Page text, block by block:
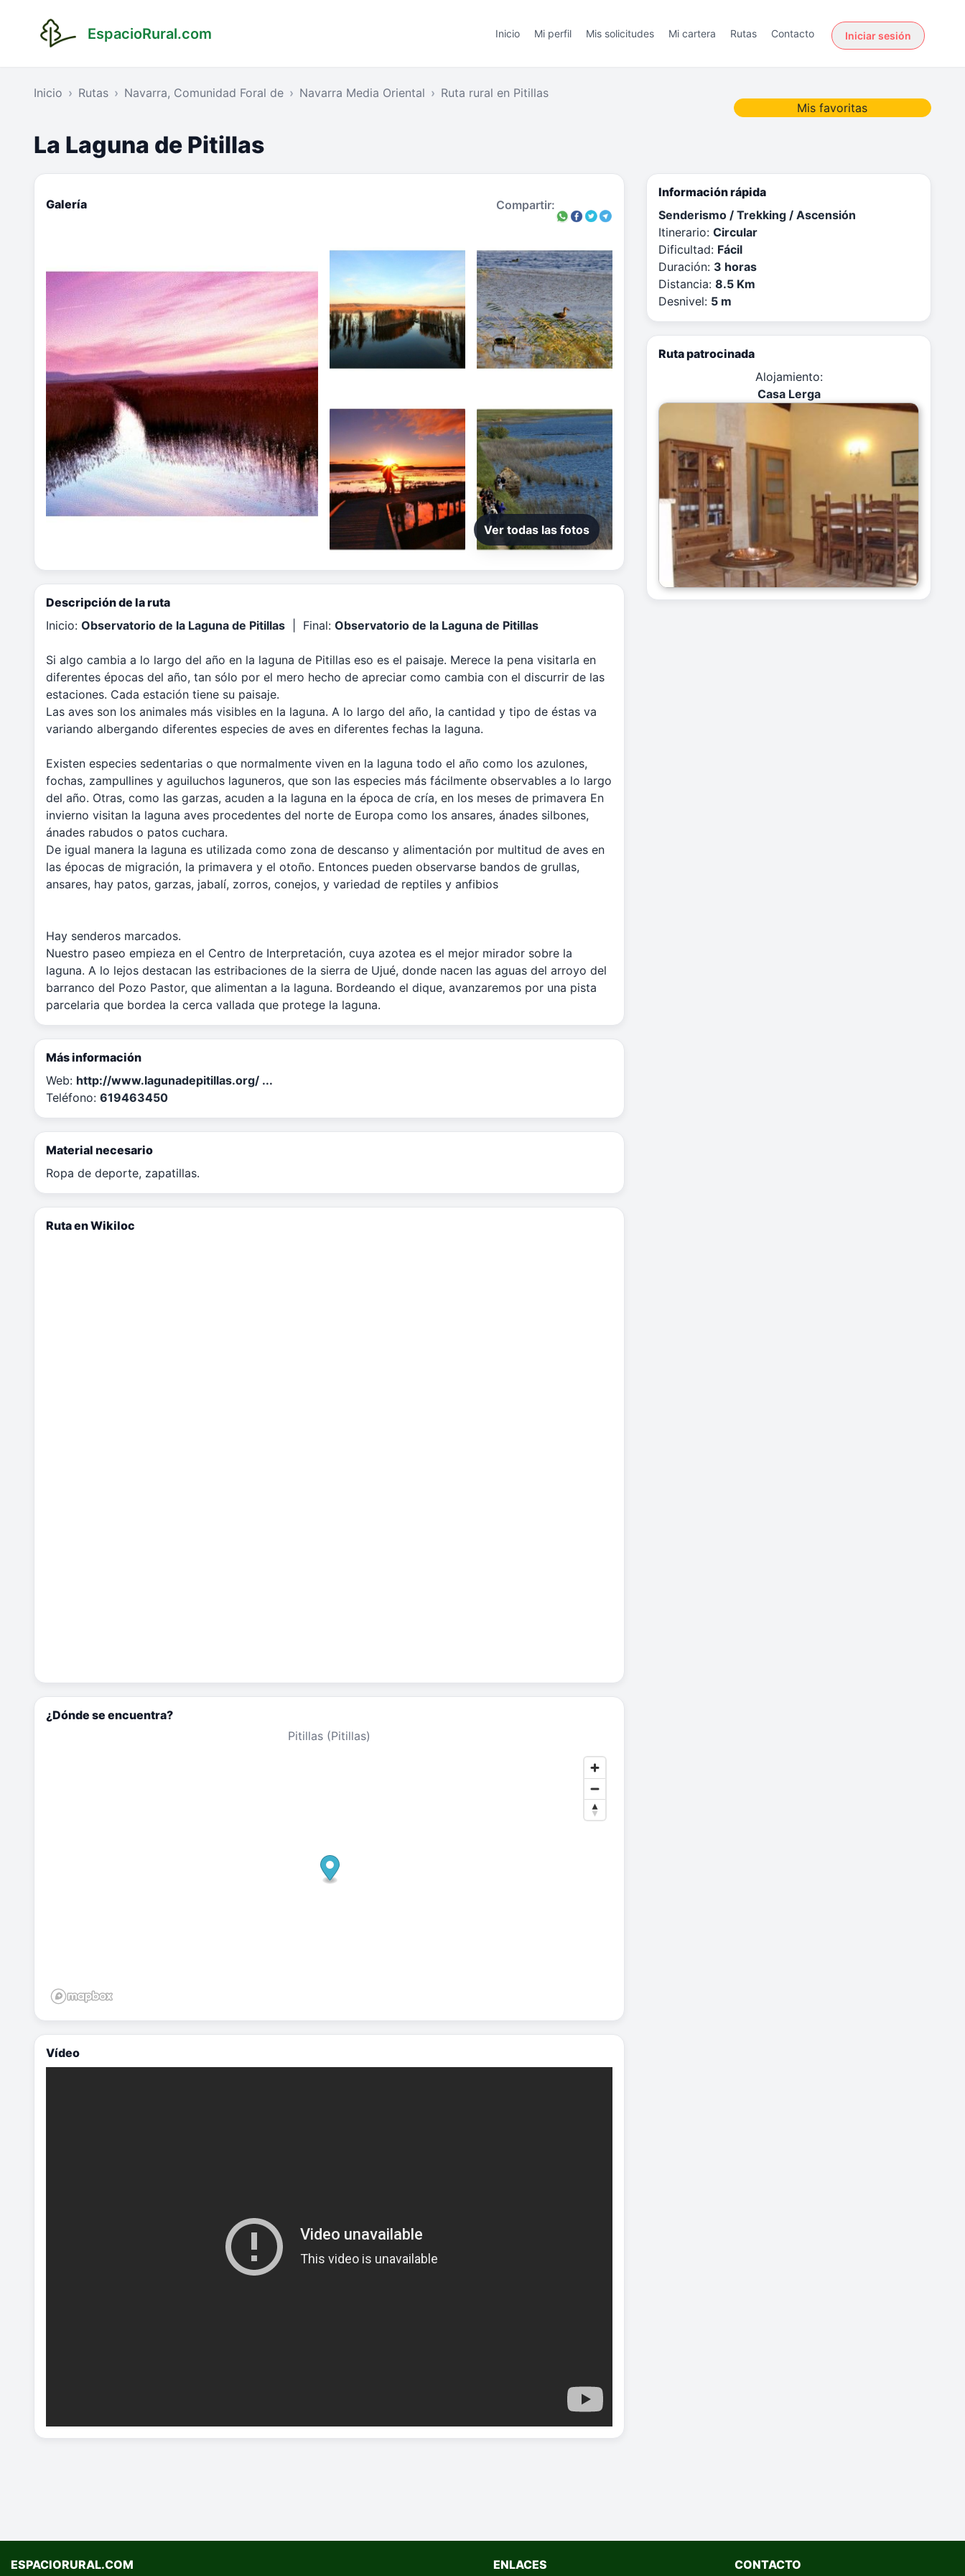
EspacioRural.com Inicio Mi perfil Mis solicitudes Mi cartera Rutas Contacto Iniciar sesión
Inicio Rutas Navarra, Comunidad Foral de Navarra Media Oriental
Ruta rural en Pitillas
Mis favoritas
La Laguna de Pitillas
Galería Compartir:
Ver todas las fotos
Descripción de la ruta
Inicio: Observatorio de la Laguna de Pitillas | Final: Observatorio de la Laguna de Pitillas
Si algo cambia a lo largo del año en la laguna de Pitillas eso es el paisaje. Merece la pena visitarla en
diferentes épocas del año, tan sólo por el mero hecho de apreciar como cambia con el discurrir de las
estaciones. Cada estación tiene su paisaje.
Las aves son los animales más visibles en la laguna. A lo largo del año, la cantidad y tipo de éstas va
variando albergando diferentes especies de aves en diferentes fechas la laguna.
Existen especies sedentarias o que normalmente viven en la laguna todo el año como los azulones,
fochas, zampullines y aguiluchos laguneros, que son las especies más fácilmente observables a lo largo
del año. Otras, como las garzas, acuden a la laguna en la época de cría, en los meses de primavera En
invierno visitan la laguna aves procedentes del norte de Europa como los ansares, ánades silbones,
ánades rabudos o patos cuchara.
De igual manera la laguna es utilizada como zona de descanso y alimentación por multitud de aves en
las épocas de migración, la primavera y el otoño. Entonces pueden observarse bandos de grullas,
ansares, hay patos, garzas, jabalí, zorros, conejos, y variedad de reptiles y anfibios
Hay senderos marcados.
Nuestro paseo empieza en el Centro de Interpretación, cuya azotea es el mejor mirador sobre la
laguna. A lo lejos destacan las estribaciones de la sierra de Ujué, donde nacen las aguas del arroyo del
barranco del Pozo Pastor, que alimentan a la laguna. Bordeando el dique, avanzaremos por una pista
parcelaria que bordea la cerca vallada que protege la laguna.
Más información
Web: http://www.lagunadepitillas.org/ ...
Teléfono: 619463450
Material necesario
Ropa de deporte, zapatillas.
Ruta en Wikiloc
¿Dónde se encuentra?
Pitillas (Pitillas)
Vídeo
Información rápida
Senderismo / Trekking / Ascensión
Itinerario:Circular
Dificultad: Fácil
Duración: 3 horas
Distancia:8.5 Km
Desnivel: 5 m
Ruta patrocinada
Alojamiento:
Casa Lerga
ESPACIORURAL.COM
ENLACES
CONTACTO